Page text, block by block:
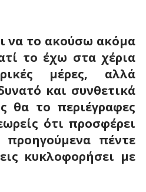
να το ακούσω ακόμα
το έχω στα χέρια
μέρες, αλλά
και συνθετικά
θα το περιέγραφες
ότι προσφέρει
πέντε
κυκλοφορήσει με